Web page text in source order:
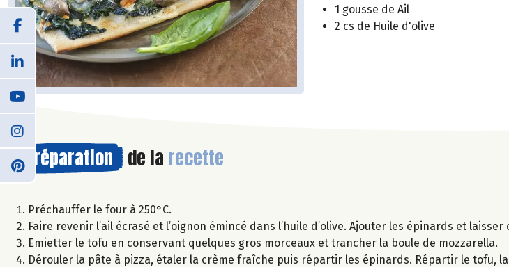
1 gousse de Ail
2 cs de Huile d'olive
Préparation de la recette
Préchauffer le four à 250°C.
Faire revenir l’ail écrasé et l’oignon émincé dans l’huile d’olive. Ajouter les épinards et laisser
Emietter le tofu en conservant quelques gros morceaux et trancher la boule de mozzarella.
Dérouler la pâte à pizza, étaler la crème fraîche puis répartir les épinards. Répartir le tofu,